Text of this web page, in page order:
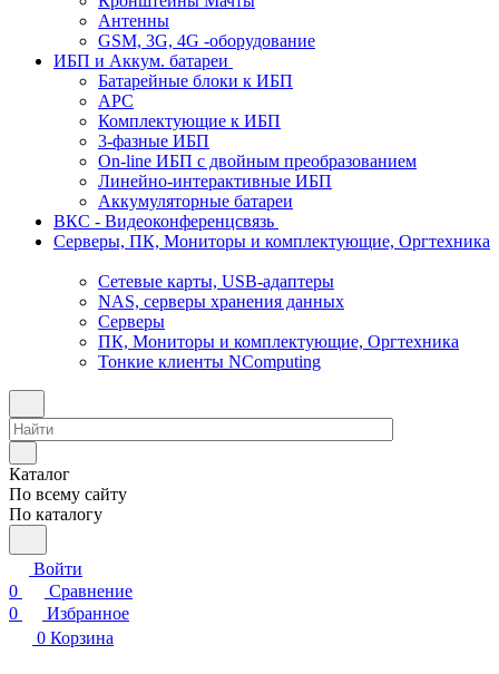
Антенны
GSM, 3G, 4G -оборудование
ИБП и Аккум. батареи
Батарейные блоки к ИБП
APC
Комплектующие к ИБП
3-фазные ИБП
On-line ИБП с двойным преобразованием
Линейно-интерактивные ИБП
Аккумуляторные батареи
ВКС - Видеоконференцсвязь
Серверы, ПК, Мониторы и комплектующие, Оргтехника
Сетевые карты, USB-адаптеры
NAS, серверы хранения данных
Серверы
ПК, Мониторы и комплектующие, Оргтехника
Тонкие клиенты NComputing
Каталог
По всему сайту
По каталогу
Войти
0
Сравнение
0
Избранное
0 Корзина